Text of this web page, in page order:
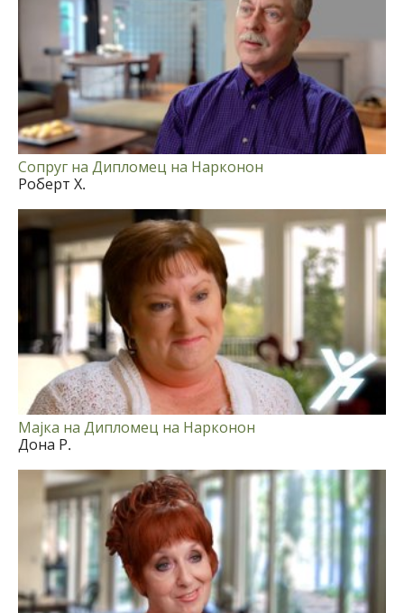
Сопруг на Дипломец на Нарконон
Роберт Х.
Мајка на Дипломец на Нарконон
Дона Р.